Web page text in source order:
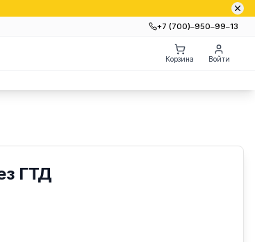
+7 (700)‒950‒99‒13
Корзина Войти
ГТД